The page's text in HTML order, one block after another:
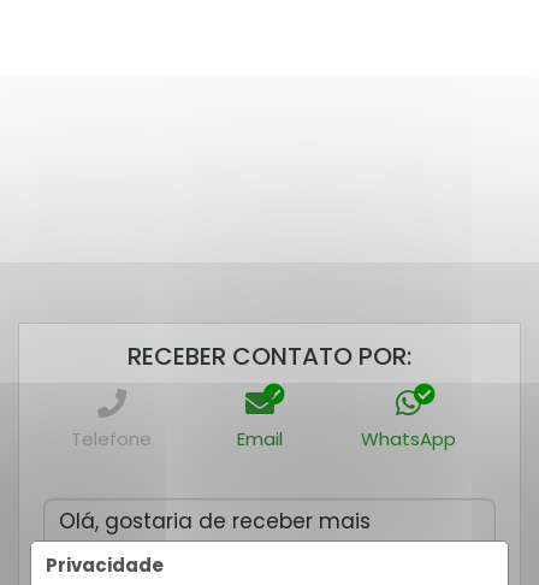
Privacidade
RECEBER CONTATO POR:
Telefone Email WhatsApp